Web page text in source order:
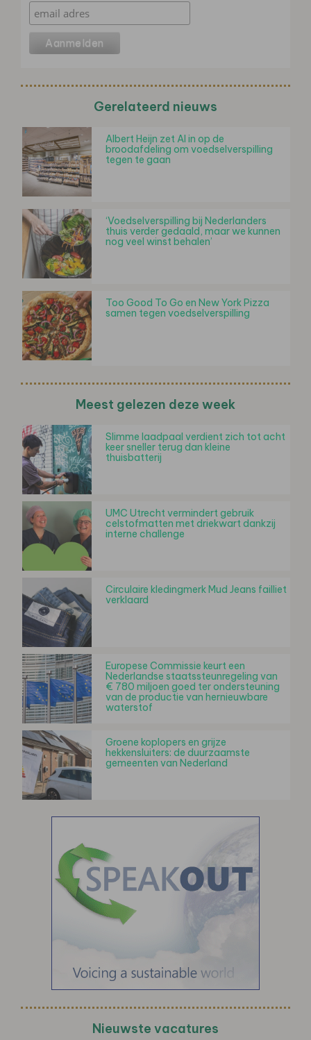
Gerelateerd nieuws
Albert Heijn zet AI in op de
broodafdeling om voedselverspilling
tegen te gaan
‘Voedselverspilling bij Nederlanders
thuis verder gedaald, maar we kunnen
nog veel winst behalen’
Too Good To Go en New York Pizza
samen tegen voedselverspilling
Meest gelezen deze week
Slimme laadpaal verdient zich tot acht
keer sneller terug dan kleine
thuisbatterij
UMC Utrecht vermindert gebruik
celstofmatten met driekwart dankzij
interne challenge
Circulaire kledingmerk Mud Jeans failliet
verklaard
Europese Commissie keurt een
Nederlandse staatssteunregeling van
€ 780 miljoen goed ter ondersteuning
van de productie van hernieuwbare
waterstof
Groene koplopers en grijze
hekkensluiters: de duurzaamste
gemeenten van Nederland
Nieuwste vacatures